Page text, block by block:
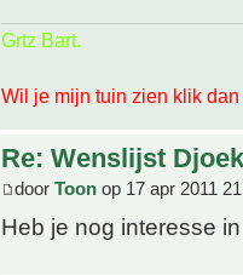
Grtz Bart.
Wil je mijn tuin zien klik dan
Re: Wenslijst
door Toon op 17 apr 2011
Heb je nog interesse